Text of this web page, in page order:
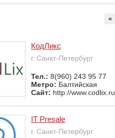
«
КодЛикс
г. Санкт-Петербург
Тел.: 8(960) 243 95 77
Метро: Балтийская
Сайт: http://www.codlix.ru
IT Presale
г. Санкт-Петербург